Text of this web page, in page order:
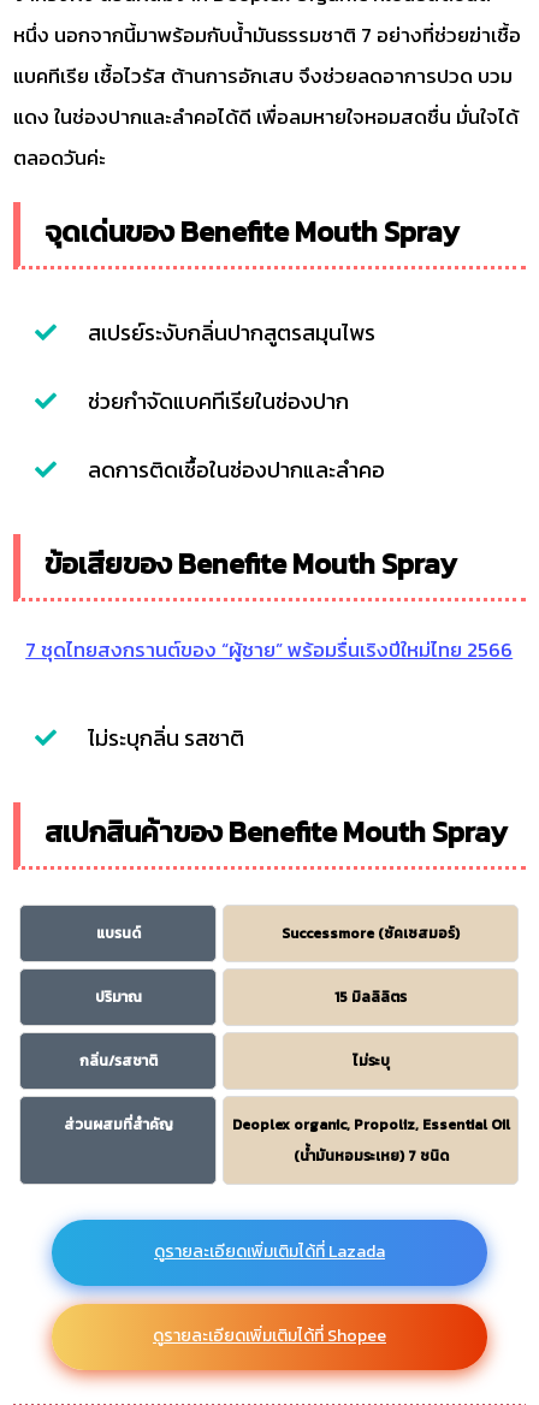
หนึ่ง นอกจากนี้มาพร้อมกับน้ำมันธรรมชาติ 7 อย่างที่ช่วยฆ่าเชื้อ
แบคทีเรีย เชื้อไวรัส ต้านการอักเสบ จึงช่วยลดอาการปวด บวม
แดง ในช่องปากและลำคอได้ดี เพื่อลมหายใจหอมสดชื่น มั่นใจได้
ตลอดวันค่ะ
จุดเด่นของ Benefite Mouth Spray
สเปรย์ระงับกลิ่นปากสูตรสมุนไพร
ช่วยกำจัดแบคทีเรียในช่องปาก
ลดการติดเชื้อในช่องปากและลำคอ
ข้อเสียของ Benefite Mouth Spray
7 ชุดไทยสงกรานต์ของ “ผู้ชาย” พร้อมรื่นเริงปีใหม่ไทย 2566
ไม่ระบุกลิ่น รสชาติ
สเปกสินค้าของ Benefite Mouth Spray
แบรนด์ Successmore (ซัคเซสมอร์)
ปริมาณ 15 มิลลิลิตร
กลิ่น/รสชาติ ไม่ระบุ
ส่วนผสมที่สำคัญ
Deoplex organic, Propoliz, Essential Oil
(น้ำมันหอมระเหย) 7 ชนิด
ดูรายละเอียดเพิ่มเติมได้ที่ Lazada
ดูรายละเอียดเพิ่มเติมได้ที่ Shopee